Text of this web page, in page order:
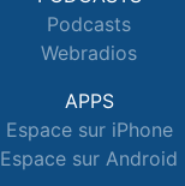
Podcasts
Webradios
APPS
Espace sur iPhone
Espace sur Android